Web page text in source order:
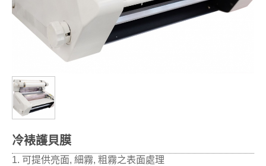
冷裱護貝膜
1. 可提供亮面, 細霧, 粗霧之表面處理